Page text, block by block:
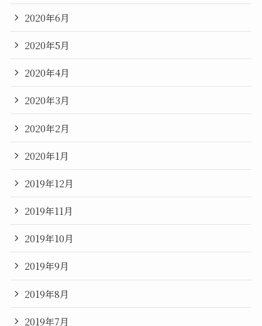
2020年6月
2020年5月
2020年4月
2020年3月
2020年2月
2020年1月
2019年12月
2019年11月
2019年10月
2019年9月
2019年8月
2019年7月